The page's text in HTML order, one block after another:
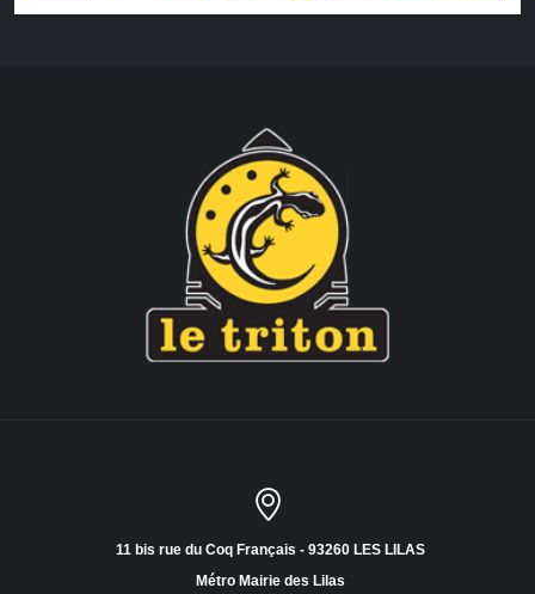
11 bis rue du Coq Français - 93260 LES LILAS
Métro Mairie des Lilas